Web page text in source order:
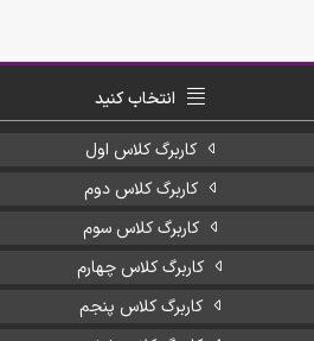
انتخاب کنید
کاربرگ کلاس اول
کاربرگ کلاس دوم
کاربرگ کلاس سوم
کاربرگ کلاس چهارم
کاربرگ کلاس پنجم